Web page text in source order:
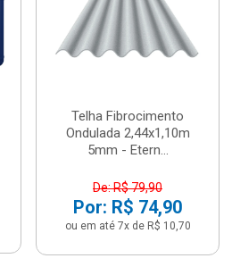
Telha Fibrocimento
Ondulada 2,44x1,10m
5mm - Etern...
De: R$ 79,90
Por: R$ 74,90
ou em até 7x de R$ 10,70